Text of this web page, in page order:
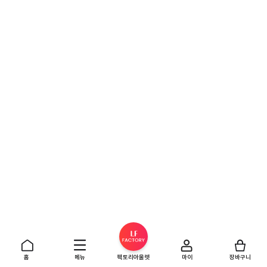
홈 메뉴 팩토리아울렛 마이 장바구니